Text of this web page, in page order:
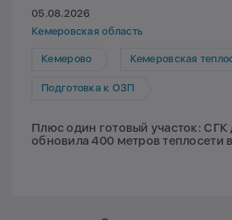
05.08.2026
Кемеровская область
Кемерово Кемеровская теплосетевая
Подготовка к ОЗП
Плюс один готовый участок: СГК
обновила 400 метров теплосети